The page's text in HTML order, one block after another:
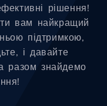
рішення!
вам найкращий
підтримкою,
і давайте
разом знайдемо